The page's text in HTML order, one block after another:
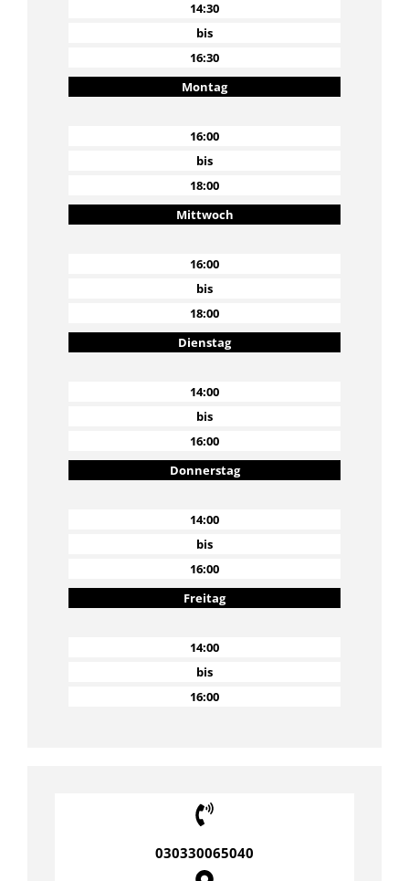
14:30
bis
16:30
Montag
16:00
bis
18:00
Mittwoch
16:00
bis
18:00
Dienstag
14:00
bis
16:00
Donnerstag
14:00
bis
16:00
Freitag
14:00
bis
16:00
030330065040